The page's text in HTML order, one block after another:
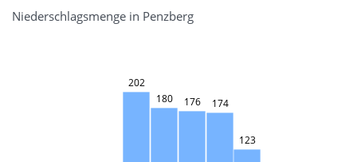
Niederschlagsmenge in Penzberg
202
180
176 174
123